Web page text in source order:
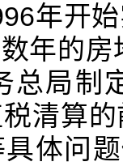
年开
年的房
总局制
清算
体问